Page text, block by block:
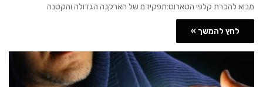
מבוא להכרת קלפי הטארוט:תפקידם של הארקנה הגדולה והקטנה
לחץ להמשך »